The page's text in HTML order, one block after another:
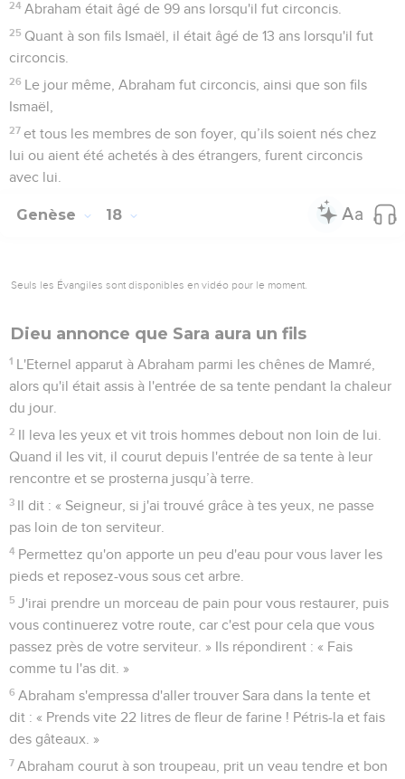
24 Abraham était âgé de 99 ans lorsqu'il fut circoncis.
25 Quant à son fils Ismaël, il était âgé de 13 ans lorsqu'il fut
circoncis.
26 Le jour même, Abraham fut circoncis, ainsi que son fils
Ismaël,
27 et tous les membres de son foyer, qu’ils soient nés chez
lui ou aient été achetés à des étrangers, furent circoncis
avec lui.
Genèse 18
Seuls les Évangiles sont disponibles en vidéo pour le moment.
Dieu annonce que Sara aura un fils
1 L'Eternel apparut à Abraham parmi les chênes de Mamré,
alors qu'il était assis à l'entrée de sa tente pendant la chaleur
du jour.
2 Il leva les yeux et vit trois hommes debout non loin de lui.
Quand il les vit, il courut depuis l'entrée de sa tente à leur
rencontre et se prosterna jusqu’à terre.
3 Il dit : « Seigneur, si j'ai trouvé grâce à tes yeux, ne passe
pas loin de ton serviteur.
4 Permettez qu'on apporte un peu d'eau pour vous laver les
pieds et reposez-vous sous cet arbre.
5 J'irai prendre un morceau de pain pour vous restaurer, puis
vous continuerez votre route, car c'est pour cela que vous
passez près de votre serviteur. » Ils répondirent : « Fais
comme tu l'as dit. »
6 Abraham s'empressa d'aller trouver Sara dans la tente et
dit : « Prends vite 22 litres de fleur de farine ! Pétris-la et fais
des gâteaux. »
7 Abraham courut à son troupeau, prit un veau tendre et bon